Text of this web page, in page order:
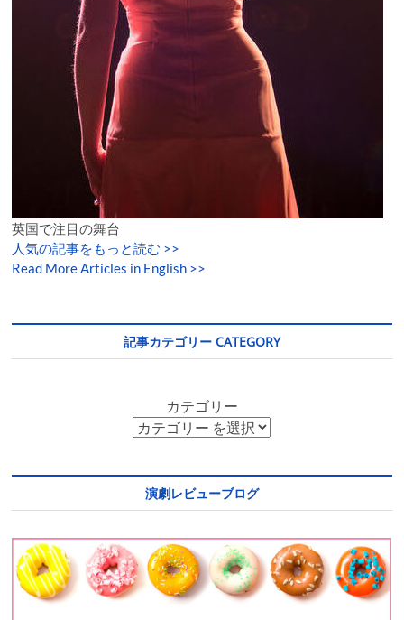
英国で注目の舞台
人気の記事をもっと読む >>
Read More Articles in English >>
記事カテゴリー CATEGORY
カテゴリー
演劇レビューブログ